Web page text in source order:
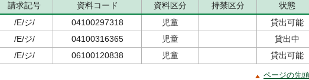
請求記号 資料コード 資料区分 持禁区分
状態
/E/ジ/ 04100297318 児童
貸出可能
/E/ジ/ 04100316365 児童
貸出中
/E/ジ/ 06100120838 児童 貸出可能
ページの先